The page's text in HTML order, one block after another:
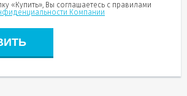
«Купить», Вы соглашаетесь c правилами
Компании